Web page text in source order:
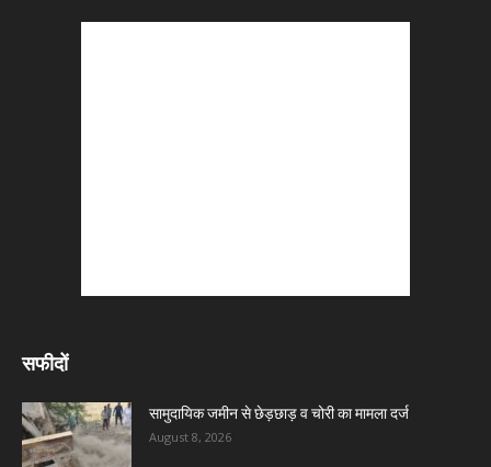
सफीदों
सामुदायिक जमीन से छेड़छाड़ व चोरी का मामला दर्ज
August 8, 2026